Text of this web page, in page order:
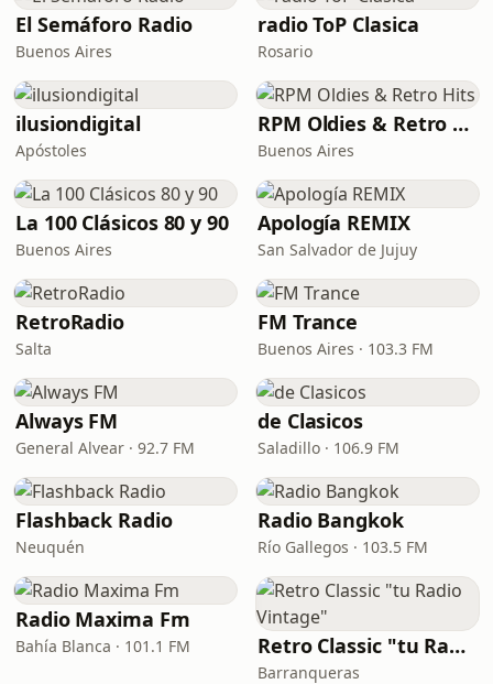
El Semáforo Radio
Buenos Aires
radio ToP Clasica
Rosario
ilusiondigital
Apóstoles
RPM Oldies & Retro Hits
Buenos Aires
La 100 Clásicos 80 y 90
Buenos Aires
Apología REMIX
San Salvador de Jujuy
RetroRadio
Salta
FM Trance
Buenos Aires · 103.3 FM
Always FM
General Alvear · 92.7 FM
de Clasicos
Saladillo · 106.9 FM
Flashback Radio
Neuquén
Radio Bangkok
Río Gallegos · 103.5 FM
Radio Maxima Fm
Bahía Blanca · 101.1 FM Retro Classic "tu Radio Vintage"
Barranqueras